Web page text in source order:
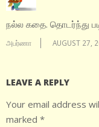
நல்ல கதை. தொடர்ந்து
அபர்ணா AUGUST 27,
LEAVE A REPLY
Your email address
marked *